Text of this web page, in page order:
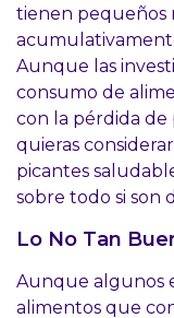
tienen pequeños
Aunque las
consumo de
con la pérdida de
quieras
picantes
sobre todo si son
Lo No Tan
Aunque algunos
alimentos que